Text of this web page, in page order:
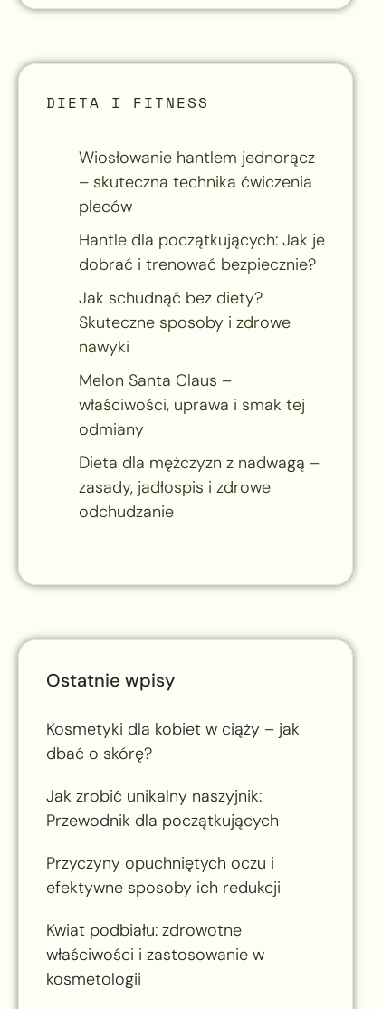
DIETA I FITNESS
Wiosłowanie hantlem jednorącz
– skuteczna technika ćwiczenia
pleców
Hantle dla początkujących: Jak je
dobrać i trenować bezpiecznie?
Jak schudnąć bez diety?
Skuteczne sposoby i zdrowe
nawyki
Melon Santa Claus –
właściwości, uprawa i smak tej
odmiany
Dieta dla mężczyzn z nadwagą –
zasady, jadłospis i zdrowe
odchudzanie
Ostatnie wpisy
Kosmetyki dla kobiet w ciąży – jak
dbać o skórę?
Jak zrobić unikalny naszyjnik:
Przewodnik dla początkujących
Przyczyny opuchniętych oczu i
efektywne sposoby ich redukcji
Kwiat podbiału: zdrowotne
właściwości i zastosowanie w
kosmetologii